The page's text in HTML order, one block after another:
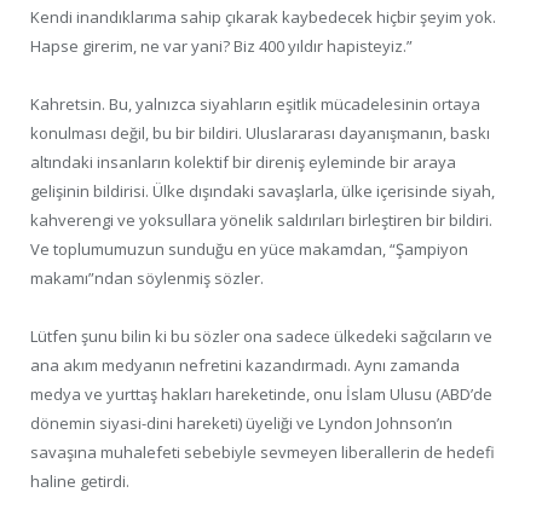
Kendi inandıklarıma sahip çıkarak kaybedecek hiçbir şeyim yok.
Hapse girerim, ne var yani? Biz 400 yıldır hapisteyiz.”
Kahretsin. Bu, yalnızca siyahların eşitlik mücadelesinin ortaya
konulması değil, bu bir bildiri. Uluslararası dayanışmanın, baskı
altındaki insanların kolektif bir direniş eyleminde bir araya
gelişinin bildirisi. Ülke dışındaki savaşlarla, ülke içerisinde siyah,
kahverengi ve yoksullara yönelik saldırıları birleştiren bir bildiri.
Ve toplumumuzun sunduğu en yüce makamdan, “Şampiyon
makamı”ndan söylenmiş sözler.
Lütfen şunu bilin ki bu sözler ona sadece ülkedeki sağcıların ve
ana akım medyanın nefretini kazandırmadı. Aynı zamanda
medya ve yurttaş hakları hareketinde, onu İslam Ulusu (ABD’de
dönemin siyasi-dini hareketi) üyeliği ve Lyndon Johnson’ın
savaşına muhalefeti sebebiyle sevmeyen liberallerin de hedefi
haline getirdi.